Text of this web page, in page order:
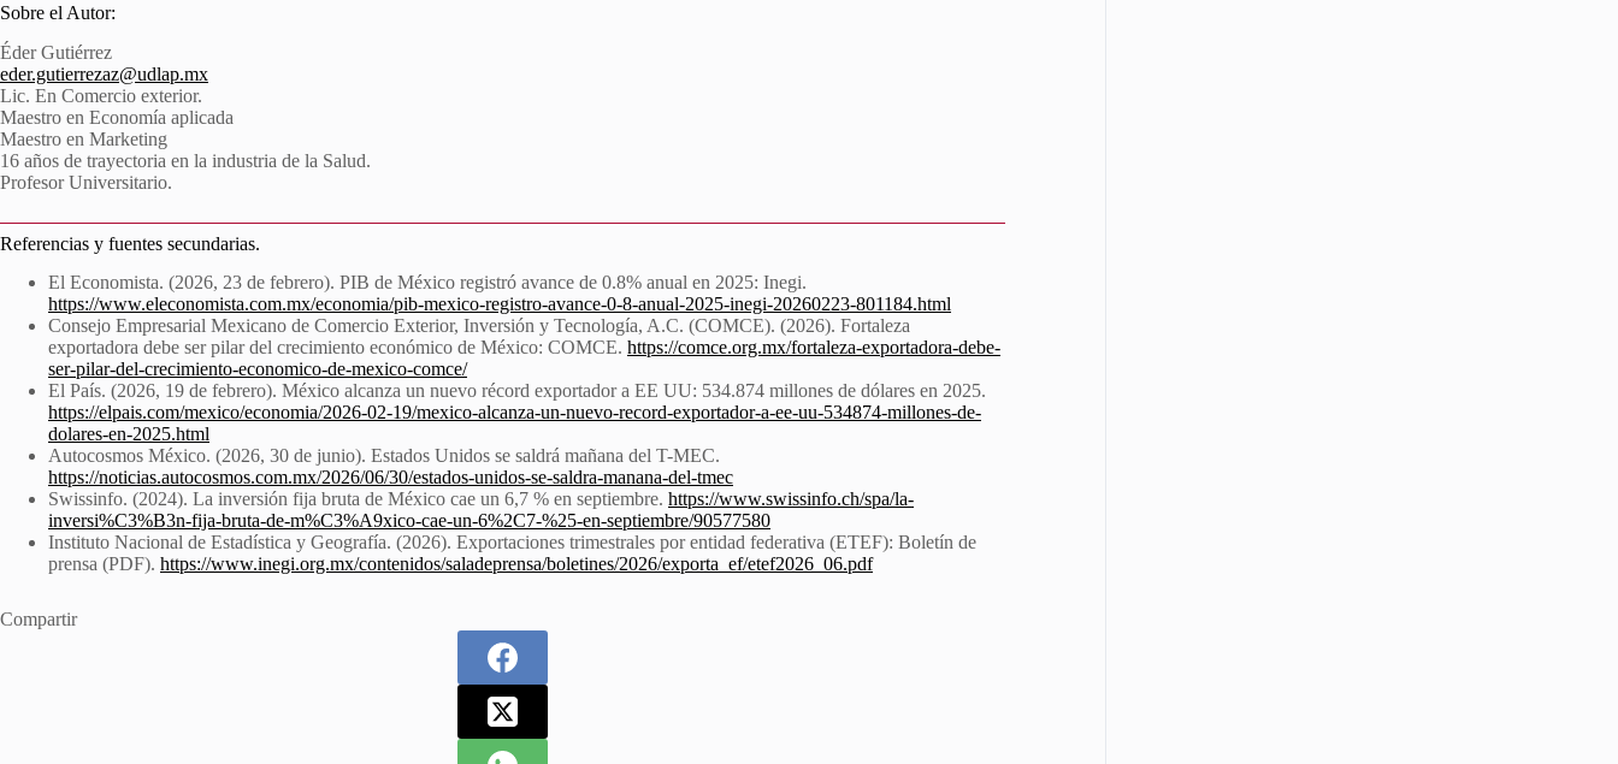
Sobre el Autor:
Éder Gutiérrez
eder.gutierrezaz@udlap.mx
Lic. En Comercio exterior.
Maestro en Economía aplicada
Maestro en Marketing
16 años de trayectoria en la industria de la Salud.
Profesor Universitario.
Referencias y fuentes secundarias.
El Economista. (2026, 23 de febrero). PIB de México registró avance de 0.8% anual en 2025: Inegi.
https://www.eleconomista.com.mx/economia/pib-mexico-registro-avance-0-8-anual-2025-inegi-20260223-801184.html
Consejo Empresarial Mexicano de Comercio Exterior, Inversión y Tecnología, A.C. (COMCE). (2026). Fortaleza
exportadora debe ser pilar del crecimiento económico de México: COMCE. https://comce.org.mx/fortaleza-exportadora-debe-
ser-pilar-del-crecimiento-economico-de-mexico-comce/
El País. (2026, 19 de febrero). México alcanza un nuevo récord exportador a EE UU: 534.874 millones de dólares en 2025.
https://elpais.com/mexico/economia/2026-02-19/mexico-alcanza-un-nuevo-record-exportador-a-ee-uu-534874-millones-de-
dolares-en-2025.html
Autocosmos México. (2026, 30 de junio). Estados Unidos se saldrá mañana del T-MEC.
https://noticias.autocosmos.com.mx/2026/06/30/estados-unidos-se-saldra-manana-del-tmec
Swissinfo. (2024). La inversión fija bruta de México cae un 6,7 % en septiembre. https://www.swissinfo.ch/spa/la-
inversi%C3%B3n-fija-bruta-de-m%C3%A9xico-cae-un-6%2C7-%25-en-septiembre/90577580
Instituto Nacional de Estadística y Geografía. (2026). Exportaciones trimestrales por entidad federativa (ETEF): Boletín de
prensa (PDF). https://www.inegi.org.mx/contenidos/saladeprensa/boletines/2026/exporta_ef/etef2026_06.pdf
Compartir